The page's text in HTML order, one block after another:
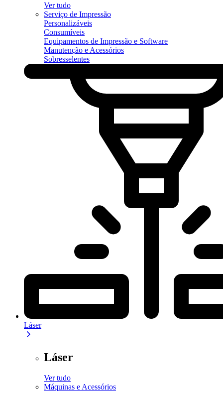
Ver tudo
Serviço de Impressão
Personalizáveis
Consumíveis
Equipamentos de Impressão e Software
Manutenção e Acessórios
Sobresselentes
Láser
Láser
Ver tudo
Máquinas e Acessórios